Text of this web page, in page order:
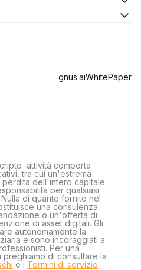
gnus.aiWhitePaper
attività comporta
tra cui un'estrema
dell'intero capitale.
per qualsiasi
di quanto fornito nel
una consulenza
o un'offerta di
di asset digitali. Gli
autonomamente la
e sono incoraggiati a
Per una
di consultare la
e i Termini di servizio.